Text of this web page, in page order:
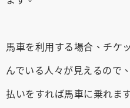
馬車を利用する場合、チケ
んでいる人々が見えるので
払いをすれば馬車に乗れま